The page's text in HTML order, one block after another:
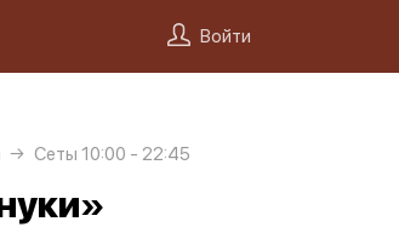
Войти
Сеты 10:00 - 22:45